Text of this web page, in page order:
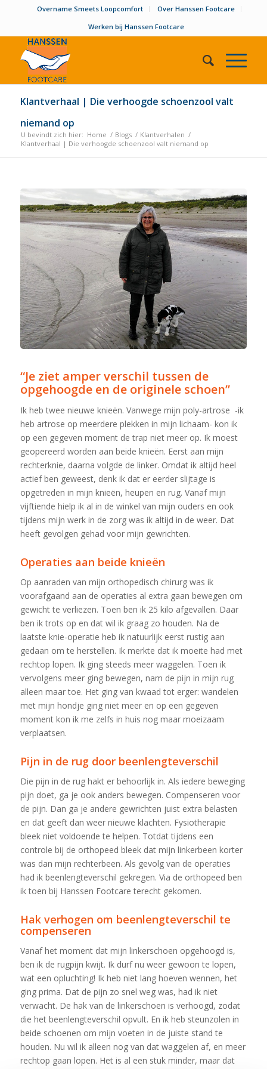
Overname Smeets Loopcomfort
Over Hanssen Footcare
Werken bij Hanssen Footcare
Klantverhaal | Die verhoogde schoenzool valt
niemand op
U bevindt zich hier: Home / Blogs / Klantverhalen /
Klantverhaal | Die verhoogde schoenzool valt niemand op
“Je ziet amper verschil tussen de
opgehoogde en de originele schoen”
Ik heb twee nieuwe knieën. Vanwege mijn poly-artrose -ik
heb artrose op meerdere plekken in mijn lichaam- kon ik
op een gegeven moment de trap niet meer op. Ik moest
geopereerd worden aan beide knieën. Eerst aan mijn
rechterknie, daarna volgde de linker. Omdat ik altijd heel
actief ben geweest, denk ik dat er eerder slijtage is
opgetreden in mijn knieën, heupen en rug. Vanaf mijn
vijftiende hielp ik al in de winkel van mijn ouders en ook
tijdens mijn werk in de zorg was ik altijd in de weer. Dat
heeft gevolgen gehad voor mijn gewrichten.
Operaties aan beide knieën
Op aanraden van mijn orthopedisch chirurg was ik
voorafgaand aan de operaties al extra gaan bewegen om
gewicht te verliezen. Toen ben ik 25 kilo afgevallen. Daar
ben ik trots op en dat wil ik graag zo houden. Na de
laatste knie-operatie heb ik natuurlijk eerst rustig aan
gedaan om te herstellen. Ik merkte dat ik moeite had met
rechtop lopen. Ik ging steeds meer waggelen. Toen ik
vervolgens meer ging bewegen, nam de pijn in mijn rug
alleen maar toe. Het ging van kwaad tot erger: wandelen
met mijn hondje ging niet meer en op een gegeven
moment kon ik me zelfs in huis nog maar moeizaam
verplaatsen.
Pijn in de rug door beenlengteverschil
Die pijn in de rug hakt er behoorlijk in. Als iedere beweging
pijn doet, ga je ook anders bewegen. Compenseren voor
de pijn. Dan ga je andere gewrichten juist extra belasten
en dat geeft dan weer nieuwe klachten. Fysiotherapie
bleek niet voldoende te helpen. Totdat tijdens een
controle bij de orthopeed bleek dat mijn linkerbeen korter
was dan mijn rechterbeen. Als gevolg van de operaties
had ik beenlengteverschil gekregen. Via de orthopeed ben
ik toen bij Hanssen Footcare terecht gekomen.
Hak verhogen om beenlengteverschil te
compenseren
Vanaf het moment dat mijn linkerschoen opgehoogd is,
ben ik de rugpijn kwijt. Ik durf nu weer gewoon te lopen,
wat een opluchting! Ik heb niet lang hoeven wennen, het
ging prima. Dat de pijn zo snel weg was, had ik niet
verwacht. De hak van de linkerschoen is verhoogd, zodat
die het beenlengteverschil opvult. En ik heb steunzolen in
beide schoenen om mijn voeten in de juiste stand te
houden. Nu wil ik alleen nog van dat waggelen af, en meer
rechtop gaan lopen. Het is al een stuk minder, maar dat